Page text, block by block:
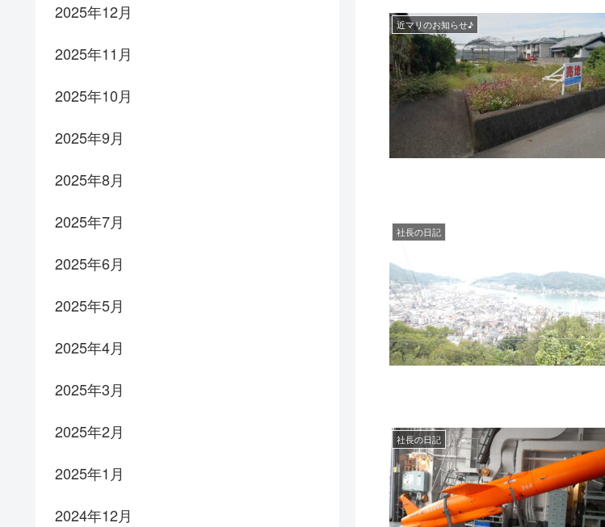
近マリのお知らせ♪
社長の日記
社長の日記
2025年12月
2025年11月
2025年10月
2025年9月
2025年8月
2025年7月
2025年6月
2025年5月
2025年4月
2025年3月
2025年2月
2025年1月
2024年12月